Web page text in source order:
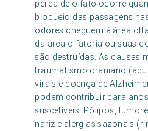
perda de olfato ocorre
bloqueio das passagens
odores cheguem à área
da área olfatória ou suas
são destruídas. As causas
traumatismo craniano
virais e doença de
podem contribuir para
suscetíveis. Pólipos,
nariz e alergias sazonais